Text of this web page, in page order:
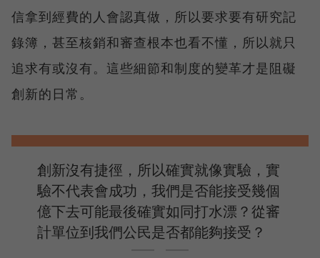
信拿到經費的人會認真做，所以要求要有研究記
錄簿，甚至核銷和審查根本也看不懂，所以就只
追求有或沒有。這些細節和制度的變革才是阻礙
創新的日常。
創新沒有捷徑，所以確實就像實驗，實
驗不代表會成功，我們是否能接受幾個
億下去可能最後確實如同打水漂？從審
計單位到我們公民是否都能夠接受？